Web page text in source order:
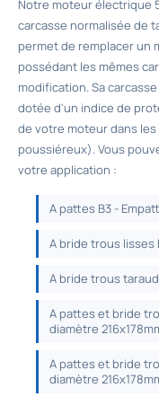
Notre moteur électrique
carcasse normalisée de
permet de remplacer un
possédant les mêmes
modification. Sa
dotée d'un indice de
de votre moteur dans
poussiéreux). Vous
votre application :
A pattes B3 -
A bride trous lisses
A bride trous
A pattes et bride
diamètre
A pattes et bride
diamètre